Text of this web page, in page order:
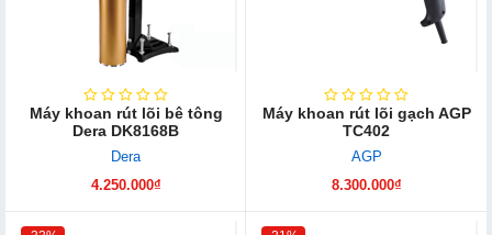
Máy khoan rút lõi bê tông
Dera DK8168B
Dera
4.250.000₫
Máy khoan rút lõi gạch AGP
TC402
AGP
8.300.000₫